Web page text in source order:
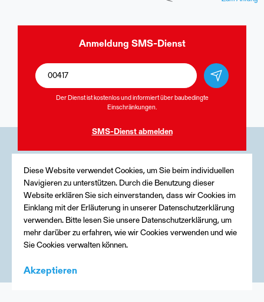
Anmeldung SMS-Dienst
Der Dienst ist kostenlos und informiert über baubedingte
Einschränkungen.
SMS-Dienst abmelden
Medien
Kontakt
Impressum
Diese Website verwendet Cookies, um Sie beim individuellen
Navigieren zu unterstützen. Durch die Benutzung dieser
Website erklären Sie sich einverstanden, dass wir Cookies im
Einklang mit der Erläuterung in unserer Datenschutzerklärung
verwenden. Bitte lesen Sie unsere Datenschutzerklärung, um
mehr darüber zu erfahren, wie wir Cookies verwenden und wie
Sie Cookies verwalten können.
Akzeptieren